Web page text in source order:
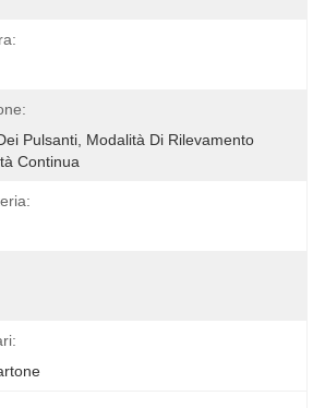
Pulsanti, Modalità Di Rilevamento
Continua